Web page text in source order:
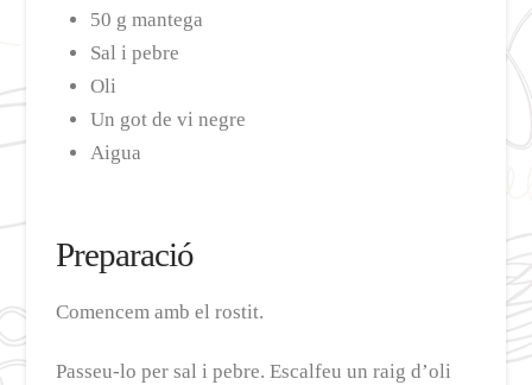
50 g mantega
Sal i pebre
Oli
Un got de vi negre
Aigua
Preparació
Comencem amb el rostit.
Passeu-lo per sal i pebre. Escalfeu un raig d’oli